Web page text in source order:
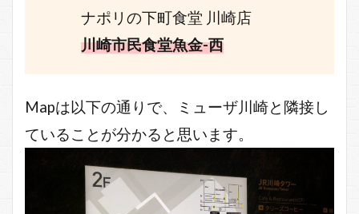
ナポリの下町食堂 川崎店
川崎市民食堂魚金-西
Mapは以下の通りで、ミューザ川崎と隣接し
ていることが分かると思います。